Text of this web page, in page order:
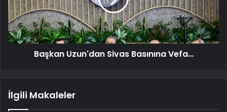
Başkan Uzun'dan Sivas Basınına Vefa…
İlgili Makaleler